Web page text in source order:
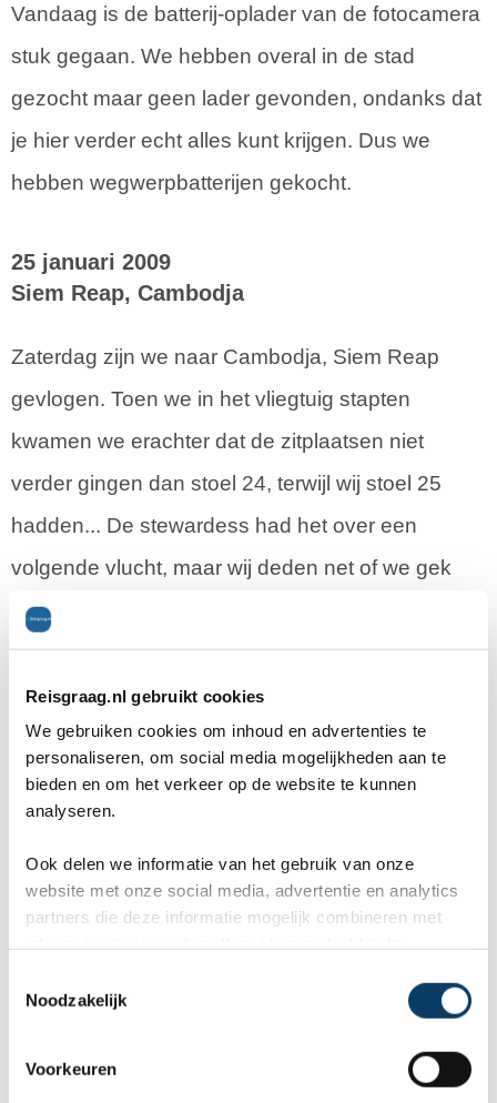
Reisgraag.nl gebruikt cookies
We gebruiken cookies om inhoud en advertenties te
personaliseren, om social media mogelijkheden aan te
bieden en om het verkeer op de website te kunnen
analyseren.
Ook delen we informatie van het gebruik van onze
website met onze social media, advertentie en analytics
partners die deze informatie mogelijk combineren met
Noodzakelijk
Voorkeuren
Vandaag is de batterij-oplader van de fotocamera
stuk gegaan. We hebben overal in de stad
gezocht maar geen lader gevonden, ondanks dat
je hier verder echt alles kunt krijgen. Dus we
hebben wegwerpbatterijen gekocht.
25 januari 2009
Siem Reap, Cambodja
Zaterdag zijn we naar Cambodja, Siem Reap
gevlogen. Toen we in het vliegtuig stapten
kwamen we erachter dat de zitplaatsen niet
verder gingen dan stoel 24, terwijl wij stoel 25
hadden... De stewardess had het over een
volgende vlucht, maar wij deden net of we gek
waren en bleven gewoon staan. Toen de deuren
sloten kregen we toch 2 stoelen aangewezen.
Mooi, gloednieuw toestel. De vlucht duurde nog
geen uur en in die tijd kregen we zelfs een lunch.
Die lunch moesten we overigens snel opeten
want de landing werd al ingezet.
Eenmaal aangekomen in Siem Reap moeten we
eerst een visum regelen. Dat gaat hier in
Cambodja gepaard met steekpenningen, dus het
te doen. De paspoorten en visa werden